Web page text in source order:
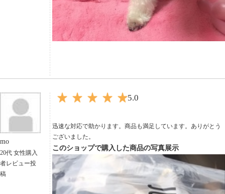
mo
20代 女性購入
者レビュー投
稿
5.0
迅速な対応で助かります。商品も満足しています。ありがとう
ございました。
このショップで購入した商品の写真展示